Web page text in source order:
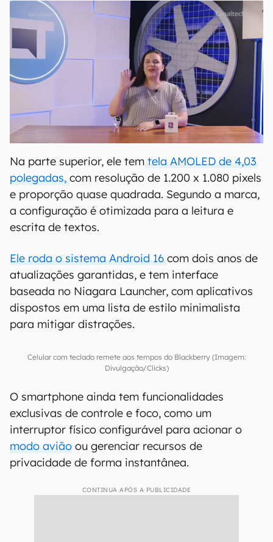
Na parte superior, ele tem tela AMOLED de 4,03
polegadas, com resolução de 1.200 x 1.080 pixels
e proporção quase quadrada. Segundo a marca,
a configuração é otimizada para a leitura e
escrita de textos.
Ele roda o sistema Android 16 com dois anos de
atualizações garantidas, e tem interface
baseada no Niagara Launcher, com aplicativos
dispostos em uma lista de estilo minimalista
para mitigar distrações.
Celular com teclado remete aos tempos do Blackberry (Imagem:
Divulgação/Clicks)
O smartphone ainda tem funcionalidades
exclusivas de controle e foco, como um
interruptor físico configurável para acionar o
modo avião ou gerenciar recursos de
privacidade de forma instantânea.
CONTINUA APÓS A PUBLICIDADE